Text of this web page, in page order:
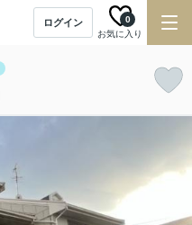
ログイン
お気に入り
0